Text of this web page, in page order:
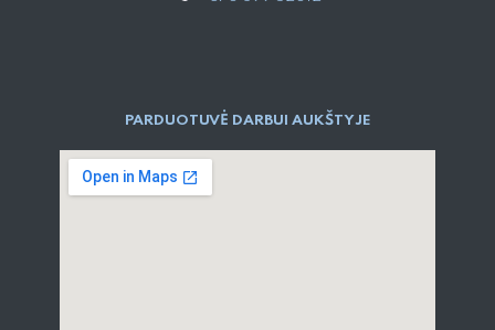
PARDUOTUVĖ DARBUI AUKŠTYJE